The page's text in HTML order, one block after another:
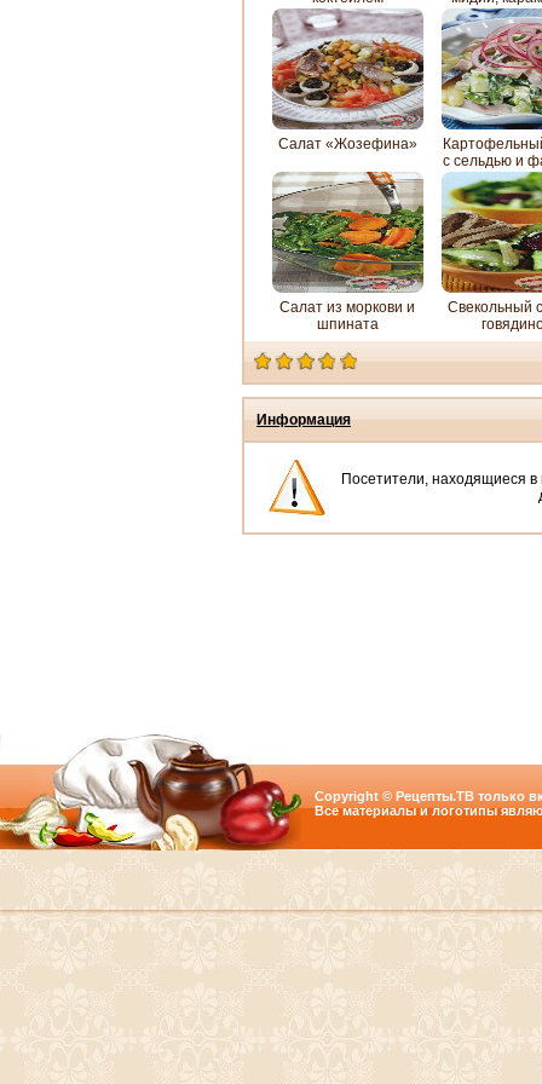
Салат «Жозефина»
с сельдью и
Салат из моркови и
шпината
Свекольный
Информация
Посетители, находящиеся в
Copyright © Рецепты.ТВ только
Все материалы и логотипы